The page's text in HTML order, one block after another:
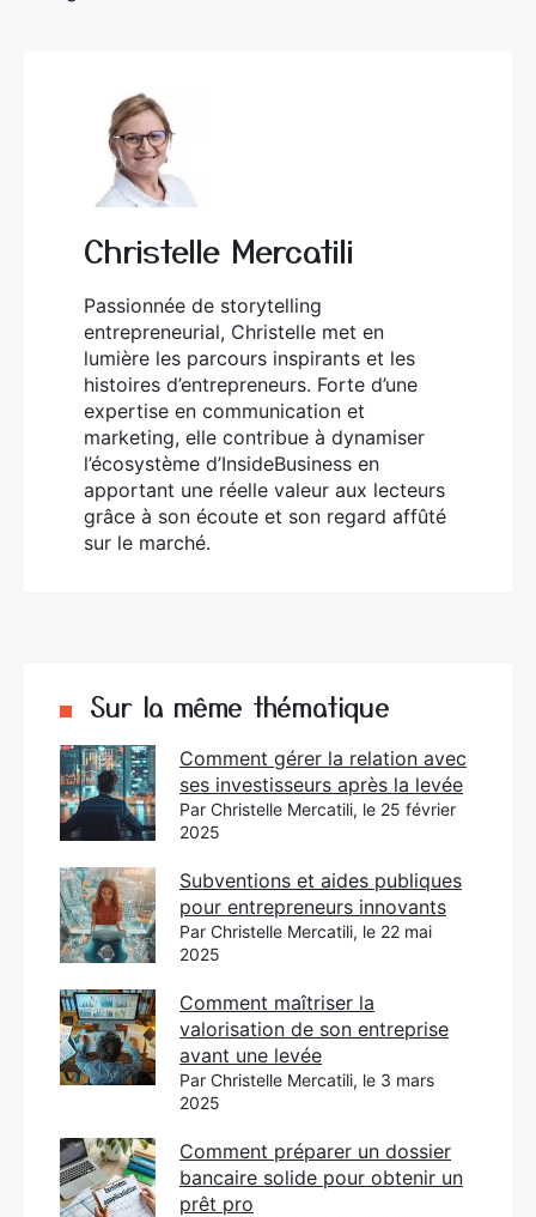
Christelle Mercatili
Passionnée de storytelling
entrepreneurial, Christelle met en
lumière les parcours inspirants et les
histoires d’entrepreneurs. Forte d’une
expertise en communication et
marketing, elle contribue à dynamiser
l’écosystème d’InsideBusiness en
apportant une réelle valeur aux lecteurs
grâce à son écoute et son regard affûté
sur le marché.
Sur la même thématique
Comment gérer la relation avec
ses investisseurs après la levée
Par Christelle Mercatili, le 25 février
2025
Subventions et aides publiques
pour entrepreneurs innovants
Par Christelle Mercatili, le 22 mai
2025
Comment maîtriser la
valorisation de son entreprise
avant une levée
Par Christelle Mercatili, le 3 mars
2025
Comment préparer un dossier
bancaire solide pour obtenir un
prêt pro